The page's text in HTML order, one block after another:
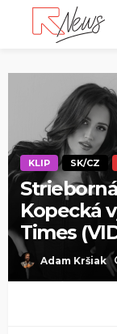
KLIP SK/CZ
Kopecká
Times
Adam Kršiak